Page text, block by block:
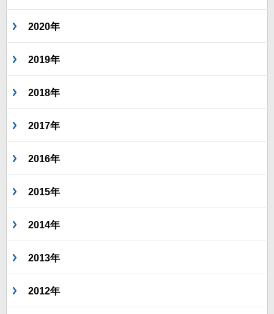
2020年
2019年
2018年
2017年
2016年
2015年
2014年
2013年
2012年